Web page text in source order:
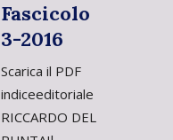
Fascicolo
3-2016
Scarica il PDF
indiceeditoriale
RICCARDO DEL